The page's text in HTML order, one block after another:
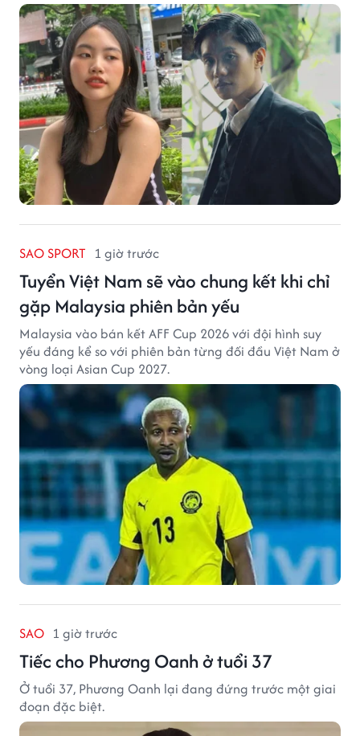
SAO SPORT 1 giờ trước
Tuyển Việt Nam sẽ vào chung kết khi chỉ
gặp Malaysia phiên bản yếu
Malaysia vào bán kết AFF Cup 2026 với đội hình suy
yếu đáng kể so với phiên bản từng đối đầu Việt Nam ở
vòng loại Asian Cup 2027.
SAO 1 giờ trước
Tiếc cho Phương Oanh ở tuổi 37
Ở tuổi 37, Phương Oanh lại đang đứng trước một giai
đoạn đặc biệt.